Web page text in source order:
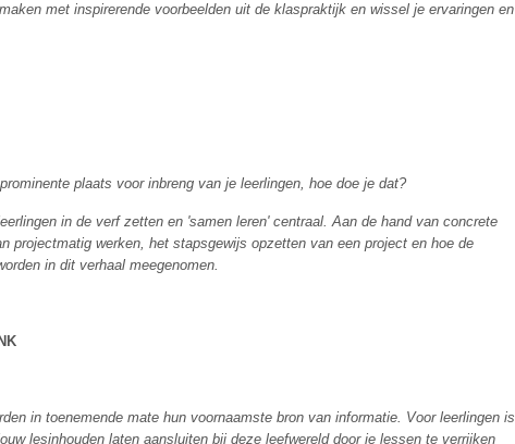
met inspirerende voorbeelden uit de klaspraktijk en wissel je ervaringen en
plaats voor inbreng van je leerlingen, hoe doe je dat?
in de verf zetten en 'samen leren' centraal. Aan de hand van concrete
projectmatig werken, het stapsgewijs opzetten van een project en hoe de
in dit verhaal meegenomen.
in toenemende mate hun voornaamste bron van informatie. Voor leerlingen is
lesinhouden laten aansluiten bij deze leefwereld door je lessen te verrijken